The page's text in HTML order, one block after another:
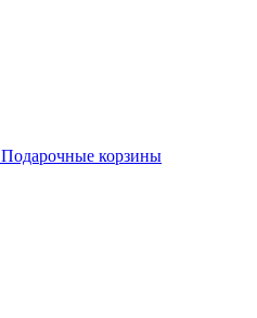
Подарочные корзины